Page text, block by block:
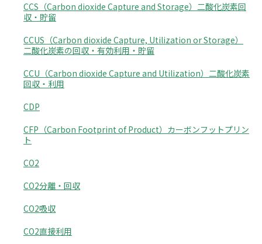
CCS（Carbon dioxide Capture and Storage）二酸化炭素回
収・貯留
CCUS（Carbon dioxide Capture, Utilization or Storage）
二酸化炭素の回収・有効利用・貯留
CCU（Carbon dioxide Capture and Utilization）二酸化炭素
回収・利用
CDP
CFP（Carbon Footprint of Product）カーボンフットプリン
ト
CO2
CO2分離・回収
CO2吸収
CO2直接利用